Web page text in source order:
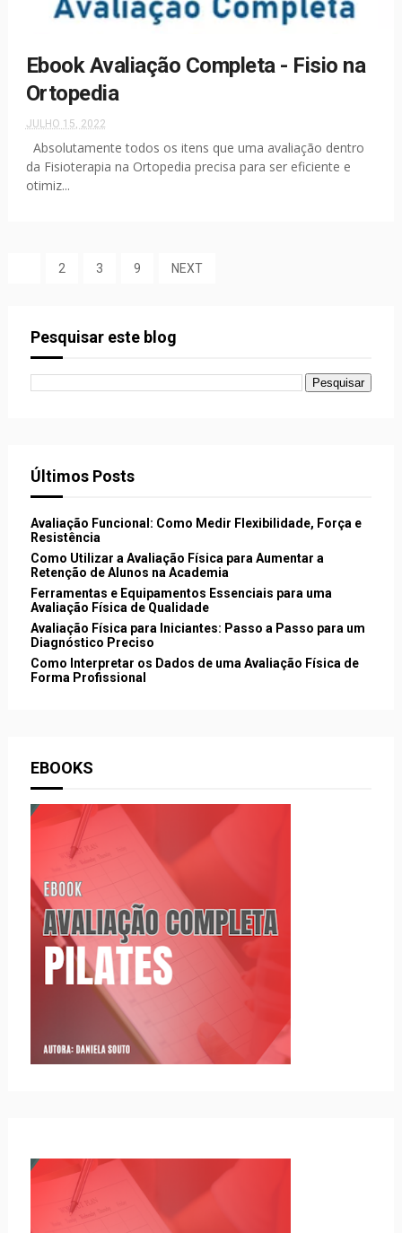
Ebook Avaliação Completa - Fisio na
Ortopedia
JULHO 15, 2022
Absolutamente todos os itens que uma avaliação dentro
da Fisioterapia na Ortopedia precisa para ser eficiente e
otimiz...
2 3 9 NEXT
Pesquisar este blog
Últimos Posts
Avaliação Funcional: Como Medir Flexibilidade, Força e
Resistência
Como Utilizar a Avaliação Física para Aumentar a
Retenção de Alunos na Academia
Ferramentas e Equipamentos Essenciais para uma
Avaliação Física de Qualidade
Avaliação Física para Iniciantes: Passo a Passo para um
Diagnóstico Preciso
Como Interpretar os Dados de uma Avaliação Física de
Forma Profissional
EBOOKS